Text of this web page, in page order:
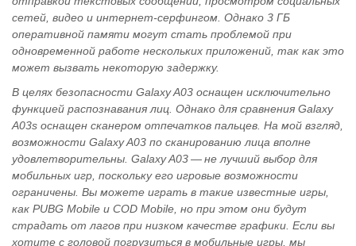
сетей, видео и интернет-серфингом. Однако 3 ГБ
оперативной памяти могут стать проблемой при
одновременной работе нескольких приложений, так как это
может вызвать некоторую задержку.
В целях безопасности Galaxy A03 оснащен исключительно
функцией распознавания лиц. Однако для сравнения Galaxy
A03s оснащен сканером отпечатков пальцев. На мой взгляд,
возможности Galaxy A03 по сканированию лица вполне
удовлетворительны. Galaxy A03 — не лучший выбор для
мобильных игр, поскольку его игровые возможности
ограничены. Вы можете играть в такие известные игры,
как PUBG Mobile и COD Mobile, но при этом они будут
страдать от лагов при низком качестве графики. Если вы
хотите с головой погрузиться в мобильные игры, мы